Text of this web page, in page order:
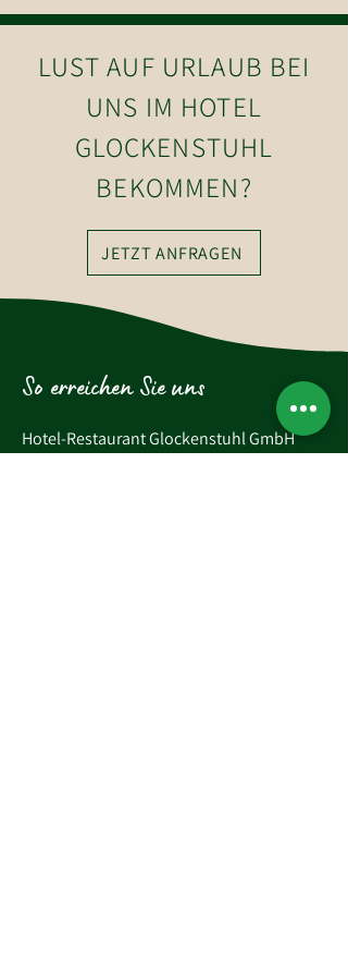
LUST AUF URLAUB BEI
UNS IM HOTEL
GLOCKENSTUHL
BEKOMMEN?
JETZT ANFRAGEN
So erreichen Sie uns
Hotel-Restaurant Glockenstuhl GmbH